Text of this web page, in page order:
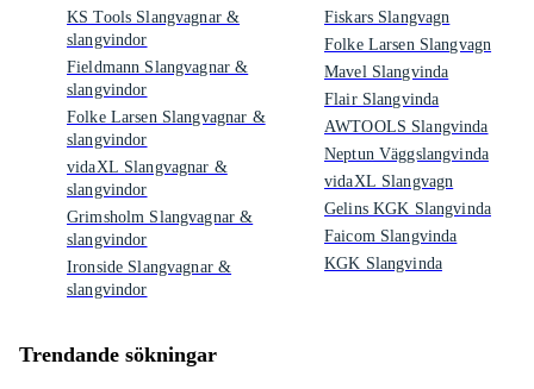
KS Tools Slangvagnar &
slangvindor
Fieldmann Slangvagnar &
slangvindor
Folke Larsen Slangvagnar &
slangvindor
vidaXL Slangvagnar &
slangvindor
Grimsholm Slangvagnar &
slangvindor
Ironside Slangvagnar &
slangvindor
Fiskars Slangvagn
Folke Larsen Slangvagn
Mavel Slangvinda
Flair Slangvinda
AWTOOLS Slangvinda
Neptun Väggslangvinda
vidaXL Slangvagn
Gelins KGK Slangvinda
Faicom Slangvinda
KGK Slangvinda
Trendande sökningar